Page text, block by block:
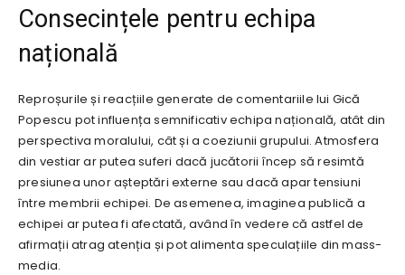
Consecințele pentru echipa
națională
Reproșurile și reacțiile generate de comentariile lui Gică
Popescu pot influența semnificativ echipa națională, atât din
perspectiva moralului, cât și a coeziunii grupului. Atmosfera
din vestiar ar putea suferi dacă jucătorii încep să resimtă
presiunea unor așteptări externe sau dacă apar tensiuni
între membrii echipei. De asemenea, imaginea publică a
echipei ar putea fi afectată, având în vedere că astfel de
afirmații atrag atenția și pot alimenta speculațiile din mass-
media.